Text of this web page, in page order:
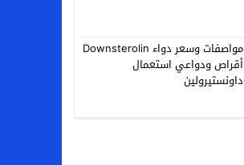
مواصفات وسعر دواء Downsterolin
أقراص ودواعي استعمال
داونستيرولين